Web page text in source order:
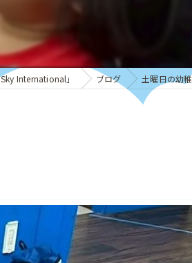
子ども
発音
International」 ブログ 土曜日の幼